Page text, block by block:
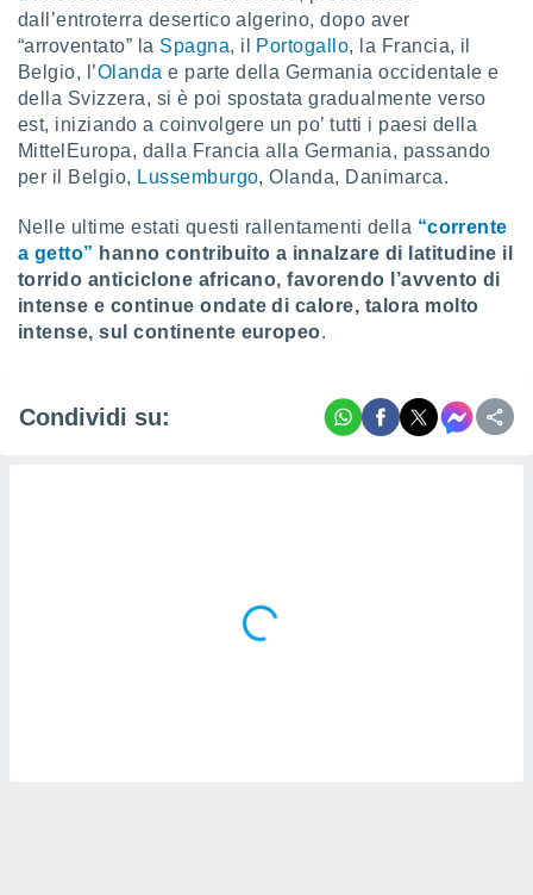
dall’entroterra desertico algerino, dopo aver
“arroventato” la Spagna, il Portogallo, la Francia, il
Belgio, l’Olanda e parte della Germania occidentale e
della Svizzera, si è poi spostata gradualmente verso
est, iniziando a coinvolgere un po’ tutti i paesi della
MittelEuropa, dalla Francia alla Germania, passando
per il Belgio, Lussemburgo, Olanda, Danimarca.
Nelle ultime estati questi rallentamenti della “corrente
a getto” hanno contribuito a innalzare di latitudine il
torrido anticiclone africano, favorendo l’avvento di
intense e continue ondate di calore, talora molto
intense, sul continente europeo.
Condividi su: